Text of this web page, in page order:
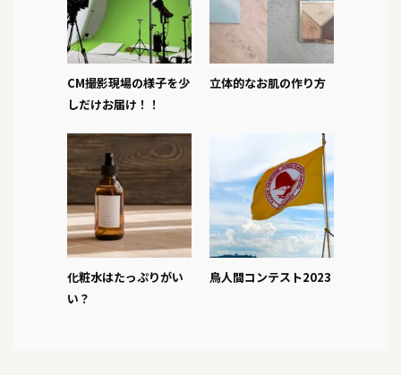
CM撮影現場の様子を少
しだけお届け！！
立体的なお肌の作り方
化粧水はたっぷりがい
い？
鳥人間コンテスト2023